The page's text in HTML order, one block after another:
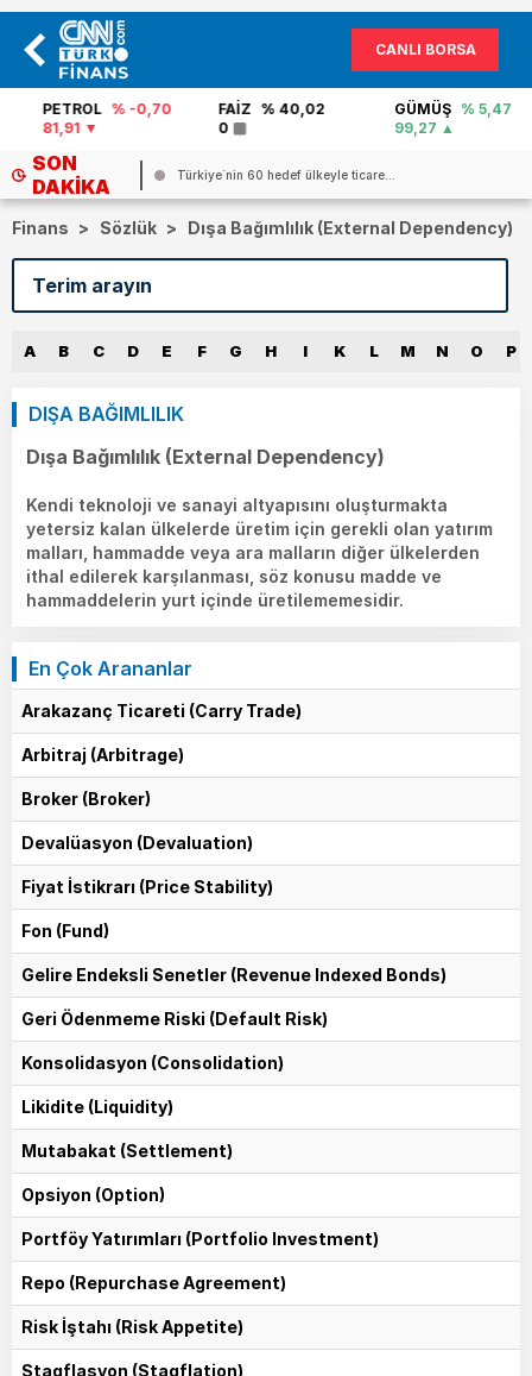
CANLI BORSA
PETROL % -0,70
81,91
FAİZ % 40,02
GÜMÜŞ
% 5,47
99,27
SON
DAKIKA
Türkiye`nin 60 hedef ülkeyle ticare...
Finans > Sözlük > Dışa Bağımlılık (External Dependency)
A B C D E F G H I K L M N O P
DIŞA BAĞIMLILIK
Dışa Bağımlılık (External Dependency)
Kendi teknoloji ve sanayi altyapısını oluşturmakta
yetersiz kalan ülkelerde üretim için gerekli olan yatırım
malları, hammadde veya ara malların diğer ülkelerden
ithal edilerek karşılanması, söz konusu madde ve
hammaddelerin yurt içinde üretilememesidir.
En Çok Arananlar
Arakazanç Ticareti (Carry Trade)
Arbitraj (Arbitrage)
Broker (Broker)
Devalüasyon (Devaluation)
Fiyat İstikrarı (Price Stability)
Fon (Fund)
Gelire Endeksli Senetler (Revenue Indexed Bonds)
Geri Ödenmeme Riski (Default Risk)
Konsolidasyon (Consolidation)
Likidite (Liquidity)
Mutabakat (Settlement)
Opsiyon (Option)
Portföy Yatırımları (Portfolio Investment)
Repo (Repurchase Agreement)
Risk İştahı (Risk Appetite)
Stagflasyon (Stagflation)